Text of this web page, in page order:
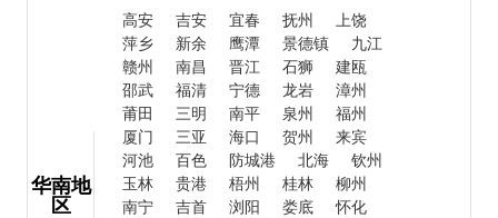
华南地
区
高安 吉安 宜春 抚州
上饶
萍乡
新余 鹰潭 景德镇
九江
赣州
南昌 晋江 石狮
建瓯
邵武
福清 宁德 龙岩
漳州
莆田
三明 南平 泉州
福州
厦门
三亚 海口 贺州
来宾
河池
百色 防城港 北海
钦州
玉林
贵港 梧州 桂林
柳州
南宁
吉首 浏阳 娄底
怀化